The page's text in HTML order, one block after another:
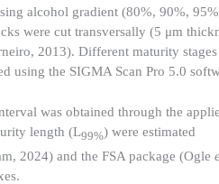
alcohol gradient (80%, 90%,
were cut transversally (5 μm
2013). Different maturity stages
using the SIGMA Scan Pro 5.0
was obtained through the
length (L99%) were estimated
2024) and the FSA package (Ogle